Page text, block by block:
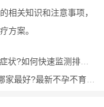
相关知识和注意事项，
方案。
如何快速监测排卵期?
最新不孕不育医院名单出炉!